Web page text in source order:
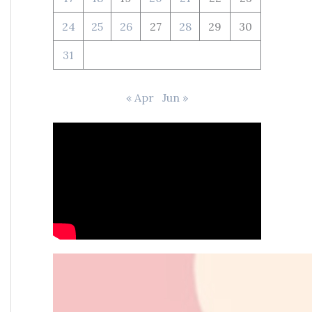
24 25 26 27 28 29 30
31
« Apr Jun »